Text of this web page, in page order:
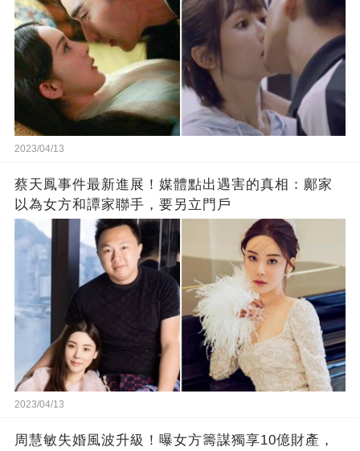
2023/04/13
蔡天鳳事件最新進展！媒體點出遇害的真相：鄺家
以為女方和譚家聯手，要另立門戶
2023/04/13
周慧敏失婚風波升級！曝女方籌謀獨享10億財產，